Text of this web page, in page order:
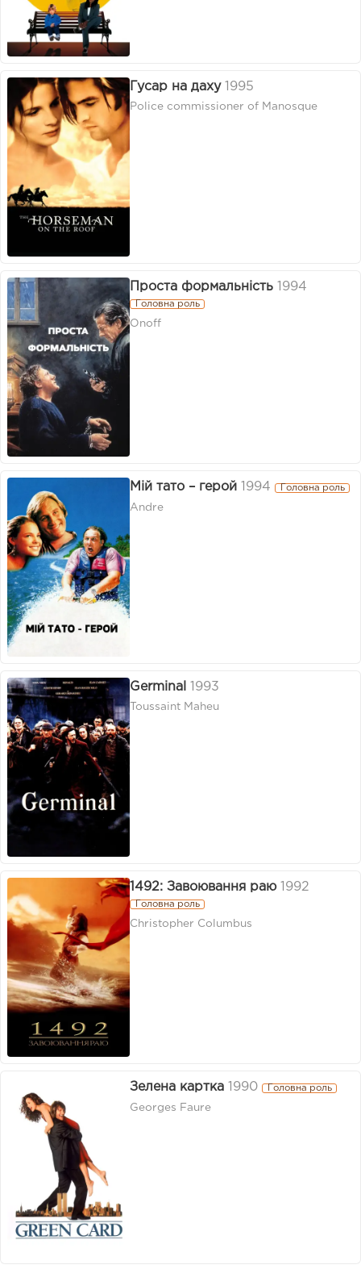
Гусар на даху 1995
Police commissioner of Manosque
Проста формальність 1994
Головна роль
Onoff
Мій тато – герой 1994 Головна роль
Andre
Germinal 1993
Toussaint Maheu
1492: Завоювання раю 1992
Головна роль
Christopher Columbus
Зелена картка 1990 Головна роль
Georges Faure